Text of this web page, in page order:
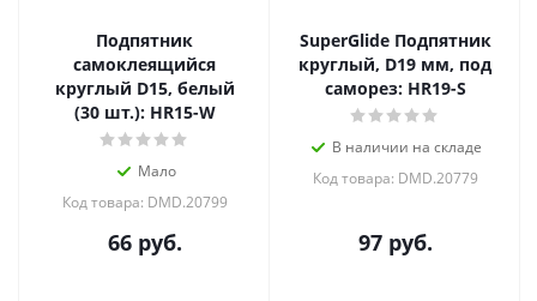
Подпятник
самоклеящийся
круглый D15, белый
(30 шт.): HR15-W
Мало
Код товара: DMD.20799
66руб.
SuperGlide Подпятник
круглый, D19 мм, под
саморез: HR19-S
В наличии на складе
Код товара: DMD.20779
97руб.